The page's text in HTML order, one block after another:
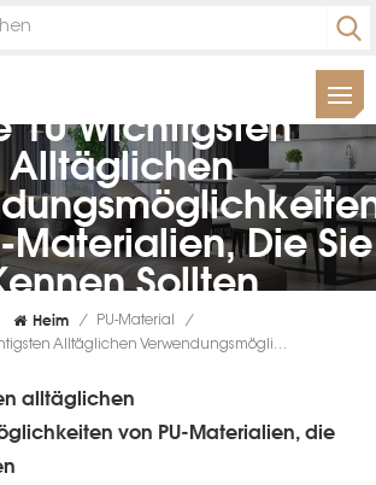
10 Wichtigsten
Alltäglichen
Materialien, Die Sie
Sollten
Heim / PU-Material
/
Die 10 Wichtigsten Alltäglichen Verwendungsmöglichkeiten Von PU-Materialien, Die Sie Kennen Sollten
alltäglichen
von PU-Materialien, die